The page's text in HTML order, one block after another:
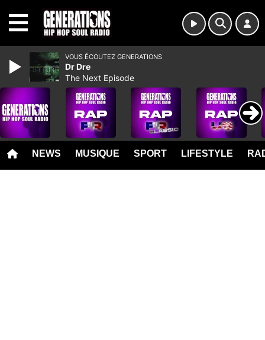
NEWS MUSIQUE SPORT LIFESTYLE
VOUS ÉCOUTEZ GENERATIONS
Dr Dre
The Next Episode